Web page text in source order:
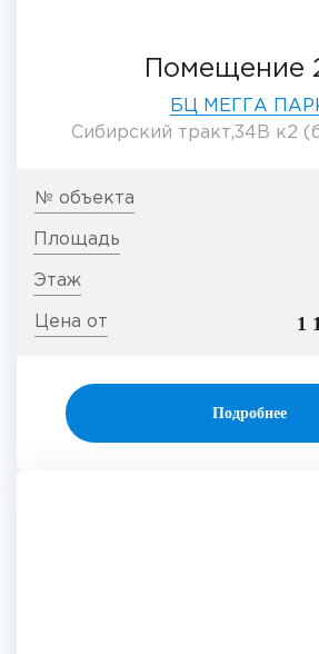
Помещение
БЦ МЕГГА
Сибирский тракт,34В к2
1
Подробнее